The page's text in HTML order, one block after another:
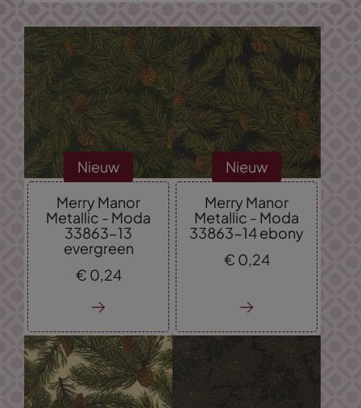
Nieuw
Merry Manor
Metallic - Moda
33863-13
evergreen
€ 0,24
Nieuw
Merry Manor
Metallic - Moda
33863-14 ebony
€ 0,24